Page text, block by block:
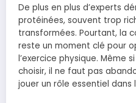
De plus en plus d’experts
protéinées, souvent trop
transformées. Pourtant, la
reste un moment clé pour
l’exercice physique. Même
choisir, il ne faut pas
jouer un rôle essentiel dans